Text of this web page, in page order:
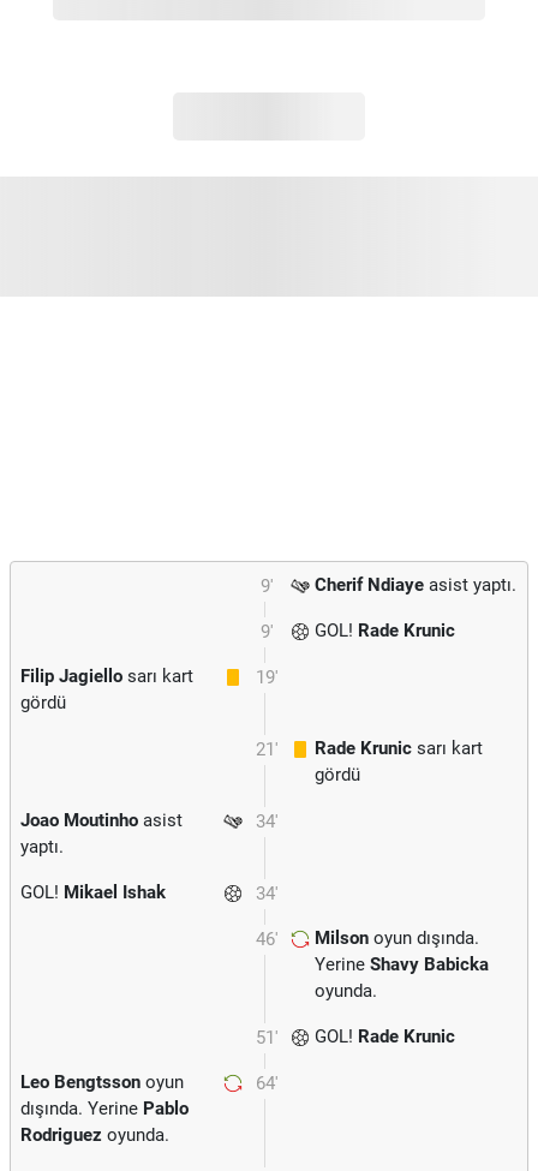
9' Cherif Ndiaye asist yaptı.
9' GOL! Rade Krunic
19'
Filip Jagiello sarı kart
gördü
21' Rade Krunic sarı kart
gördü
34'
Joao Moutinho asist
yaptı.
34'
GOL! Mikael Ishak
46' Milson oyun dışında.
Yerine Shavy Babicka
oyunda.
51' GOL! Rade Krunic
64'
Leo Bengtsson oyun
dışında. Yerine Pablo
Rodriguez oyunda.